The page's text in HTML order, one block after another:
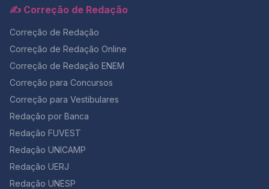
✍️ Correção de Redação
Correção de Redação
Correção de Redação Online
Correção de Redação ENEM
Correção para Concursos
Correção para Vestibulares
Redação por Banca
Redação FUVEST
Redação UNICAMP
Redação UERJ
Redação UNESP